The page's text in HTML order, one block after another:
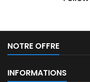
NOTRE OFFRE
INFORMATIONS